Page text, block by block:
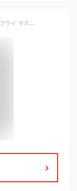
自分が ブラックタイガー だと気づいた エビフライ マスコット 全5種セット ウルトラニュープランニング ガチャポン ガチャガチャ コンプリート